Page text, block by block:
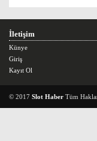
İletişim
Künye
Giriş
Kayıt Ol
© 2017 Slot Haber Tüm